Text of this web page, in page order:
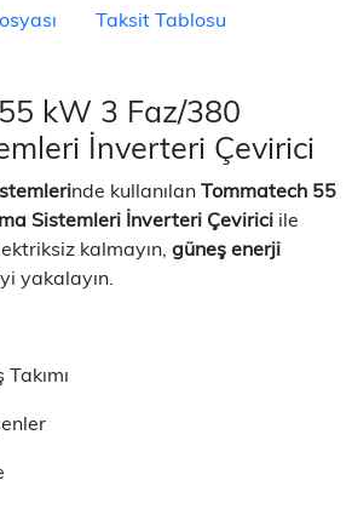
Taksit Tablosu
kW 3 Faz/380
İnverteri Çevirici
nde kullanılan Tommatech 55
Sistemleri İnverteri Çevirici ile
kalmayın, güneş enerji
yakalayın.